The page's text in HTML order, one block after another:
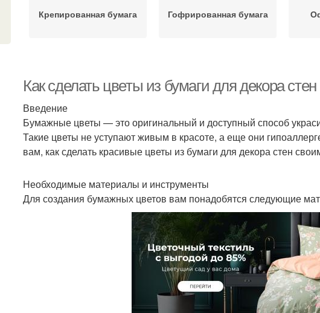
Крепированная бумага Гофрированная бумага
гофрированной бумаги
оформления
Как сделать цветы из бумаги для декора стен
Введение
Бумажные цветы — это оригинальный и доступный способ
Такие цветы не уступают живым в красоте, а еще они
вам, как сделать красивые цветы из бумаги для декора стен
Необходимые материалы и инструменты
Для создания бумажных цветов вам понадобятся следующие